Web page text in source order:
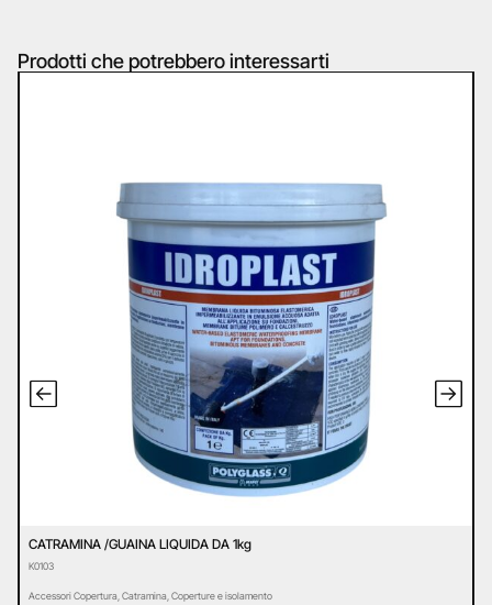
Prodotti che potrebbero interessarti
CATRAMINA /GUAINA LIQUIDA DA 1kg
K0103
Accessori Copertura Catramina Coperture e isolamento